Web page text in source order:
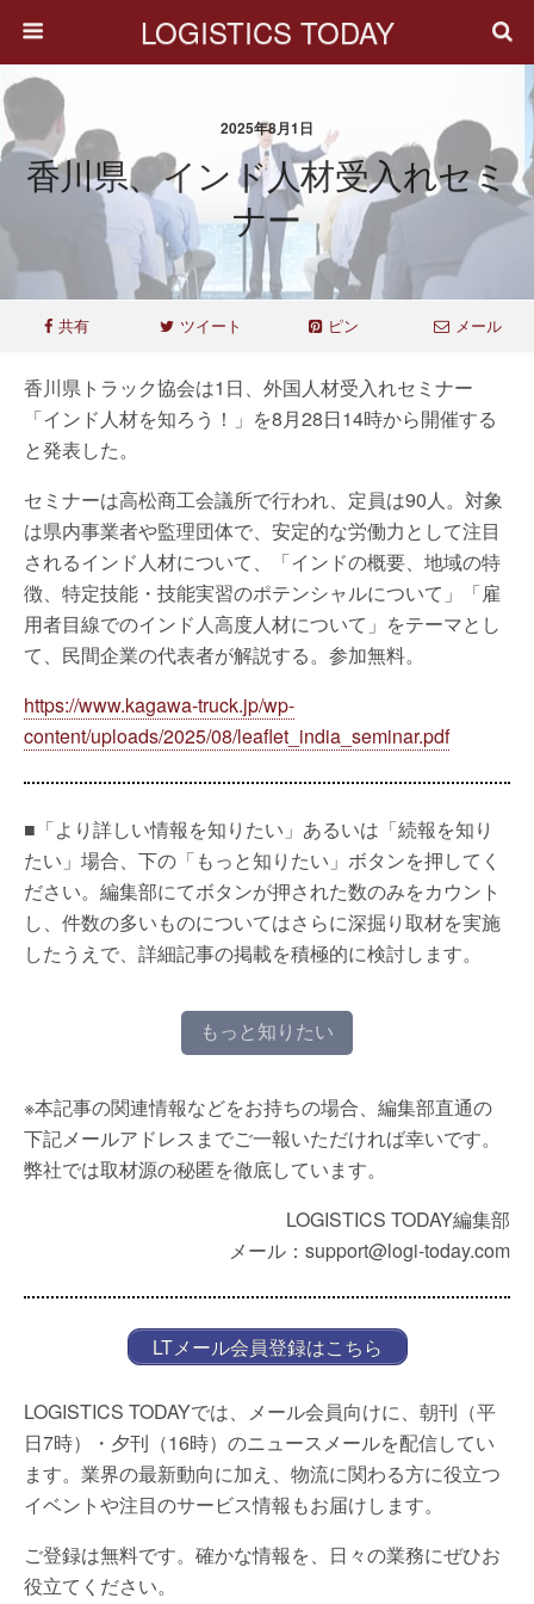
LOGISTICS TODAY
2025年8月1日
香川県、インド人材受入れセミ
ナー
共有 ツイート ピン メール
香川県トラック協会は1日、外国人材受入れセミナー
「インド人材を知ろう！」を8月28日14時から開催する
と発表した。
セミナーは高松商工会議所で行われ、定員は90人。対象
は県内事業者や監理団体で、安定的な労働力として注目
されるインド人材について、「インドの概要、地域の特
徴、特定技能・技能実習のポテンシャルについて」「雇
用者目線でのインド人高度人材について」をテーマとし
て、民間企業の代表者が解説する。参加無料。
https://www.kagawa-truck.jp/wp-
content/uploads/2025/08/leaflet_india_seminar.pdf
■「より詳しい情報を知りたい」あるいは「続報を知り
たい」場合、下の「もっと知りたい」ボタンを押してく
ださい。編集部にてボタンが押された数のみをカウント
し、件数の多いものについてはさらに深掘り取材を実施
したうえで、詳細記事の掲載を積極的に検討します。
もっと知りたい
※本記事の関連情報などをお持ちの場合、編集部直通の
下記メールアドレスまでご一報いただければ幸いです。
弊社では取材源の秘匿を徹底しています。
LOGISTICS TODAY編集部
メール：support@logi-today.com
LTメール会員登録はこちら
LOGISTICS TODAYでは、メール会員向けに、朝刊（平
日7時）・夕刊（16時）のニュースメールを配信してい
ます。業界の最新動向に加え、物流に関わる方に役立つ
イベントや注目のサービス情報もお届けします。
ご登録は無料です。確かな情報を、日々の業務にぜひお
役立てください。